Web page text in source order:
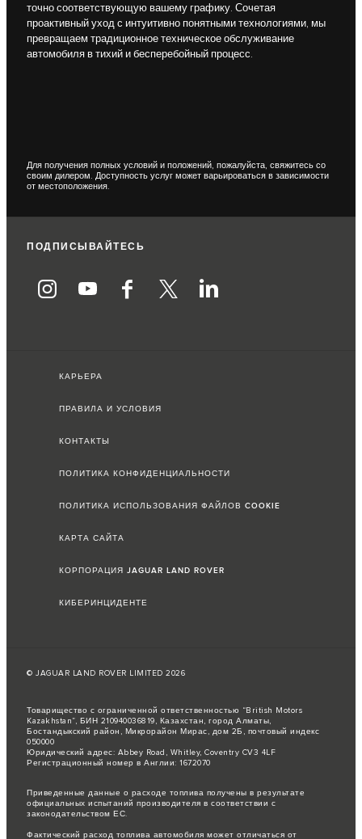
точно соответствующую вашему графику. Сочетая
проактивный уход с интуитивно понятными технологиями, мы
превращаем традиционное техническое обслуживание
автомобиля в тихий и бесперебойный процесс.
Для получения полных условий и положений, пожалуйста, свяжитесь со
своим дилером. Доступность услуг может варьироваться в зависимости
от местоположения.
ПОДПИСЫВАЙТЕСЬ
КАРЬЕРА
ПРАВИЛА И УСЛОВИЯ
КОНТАКТЫ
ПОЛИТИКА КОНФИДЕНЦИАЛЬНОСТИ
ПОЛИТИКА ИСПОЛЬЗОВАНИЯ ФАЙЛОВ COOKIE
КАРТА САЙТА
КОРПОРАЦИЯ JAGUAR LAND ROVER
КИБЕРИНЦИДЕНТЕ
© JAGUAR LAND ROVER LIMITED 2026
Товарищество с ограниченной ответственностью “British Motors
Kazakhstan”, БИН 210940036819, Казахстан, город Алматы,
Бостандыкский район, Микрорайон Мирас, дом 2Б, почтовый индекс
050000
Юридический адрес: Abbey Road, Whitley, Coventry CV3 4LF
Регистрационный номер в Англии: 1672070
Приведенные данные о расходе топлива получены в результате
официальных испытаний производителя в соответствии с
законодательством ЕС.
Фактический расход топлива автомобиля может отличаться от